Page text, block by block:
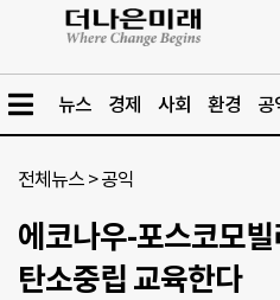
뉴스 경제 사회 환경 공
전체뉴스 >공익
에코나우-포스코모
탄소중립 교육한다